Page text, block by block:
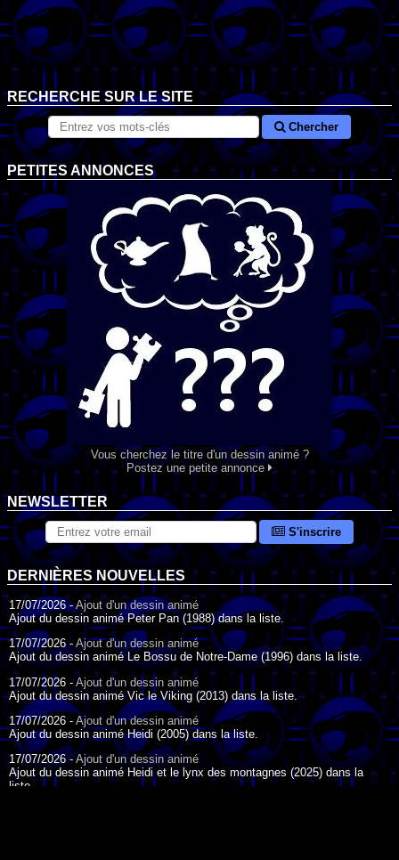
RECHERCHE SUR LE SITE
Chercher
PETITES ANNONCES
Vous cherchez le titre d'un dessin animé ?
Postez une petite annonce
NEWSLETTER
S'inscrire
DERNIÈRES NOUVELLES
17/07/2026 -Ajout d'un dessin animé
Ajout du dessin animé Peter Pan (1988) dans la liste.
17/07/2026 - Ajout d'un dessin animé
Ajout du dessin animé Le Bossu de Notre-Dame (1996) dans la liste.
17/07/2026 - Ajout d'un dessin animé
Ajout du dessin animé Vic le Viking (2013) dans la liste.
17/07/2026 - Ajout d'un dessin animé
Ajout du dessin animé Heidi (2005) dans la liste.
17/07/2026 -Ajout d'un dessin animé
Ajout du dessin animé Heidi et le lynx des montagnes (2025) dans la
liste.